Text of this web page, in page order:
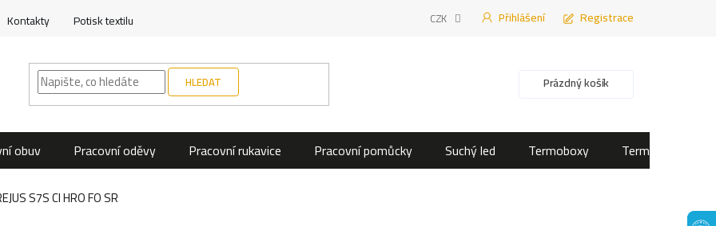
Kontakty Potisk textilu CZK Přihlášení Registrace
HLEDAT Nákupní košík
Prázdný košík
obuv Pracovní oděvy Pracovní rukavice Pracovní pomůcky Suchý led Termoboxy Termotašky
S7S CI HRO FO SR